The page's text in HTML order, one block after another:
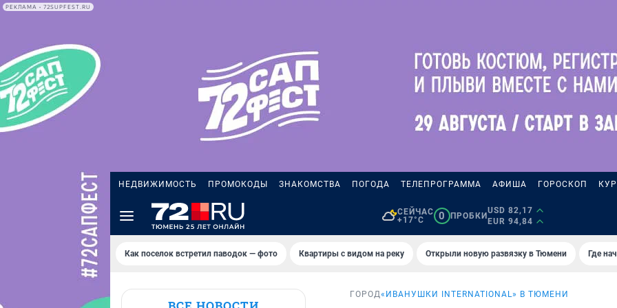
РЕКЛАМА • 72SUPFEST.RU
НЕДВИЖИМОСТЬ ПРОМОКОДЫ ЗНАКОМСТВА ПОГОДА ТЕЛЕПРОГРАММА АФИША ГОРОСКОП
СЕЙЧАС
+17°C
0 ПРОБКИ
USD 82,17
EUR 94,84
Как поселок встретил паводок — фото Квартиры с видом на реку Открыли новую развязку в Тюмени Где
ГОРОД«ИВАНУШКИ INTERNATIONAL» В ТЮМЕНИ